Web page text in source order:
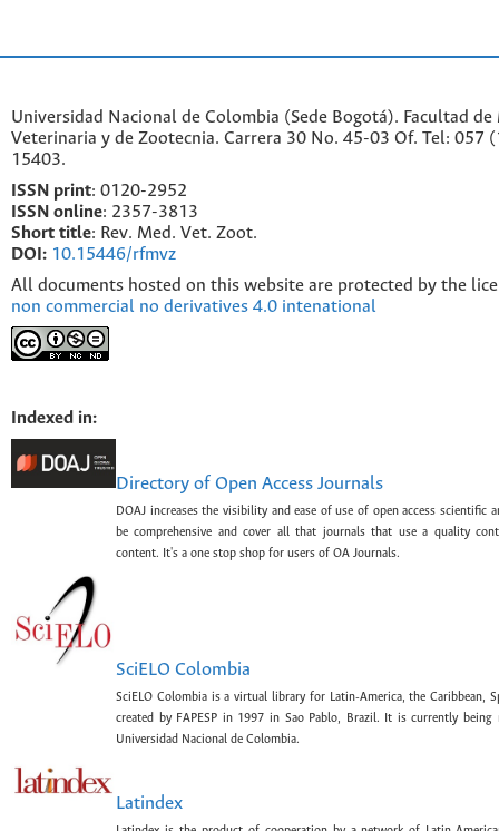
Universidad Nacional de Colombia (Sede Bogotá). Facultad de
Veterinaria y de Zootecnia. Carrera 30 No. 45-03 Of. Tel: 057
15403.
ISSN print: 0120-2952
SSN online: 2357-3813
Short title: Rev. Med. Vet. Zoot.
DOI: 10.15446/rfmvz
All documents hosted on this website are protected by the
non commercial no derivatives 4.0 intenational
Indexed in:
Directory of Open Access Journals
DOAJ increases the visibility and ease of use of open access scientific
be comprehensive and cover all that journals that use a quality
content. It's a one stop shop for users of OA Journals.
SciELO Colombia
SciELO Colombia is a virtual library for Latin-America, the Caribbean,
created by FAPESP in 1997 in Sao Pablo, Brazil. It is currently being
Universidad Nacional de Colombia.
Latindex